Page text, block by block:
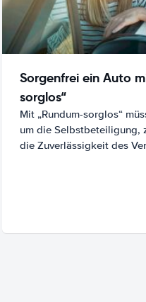
Sorgenfrei ein Auto
sorglos“
Mit „Rundum-sorglos“
um die Selbstbeteiligung,
die Zuverlässigkeit des